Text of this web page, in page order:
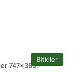
Bitkiler